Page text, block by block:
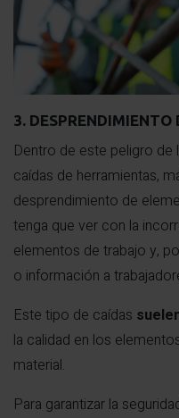
3. DESPRENDIMIENTO
Dentro de este peligro de
caídas de herramientas,
desprendimiento de
tenga que ver con la
elementos de trabajo y,
o información a
Este tipo de caídas
la calidad en los
material.
Para garantizar la